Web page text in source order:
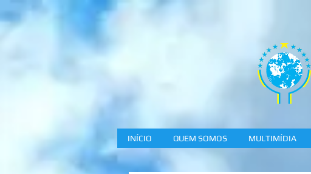
INÍCIO QUEM SOMOS MULTIMÍDIA